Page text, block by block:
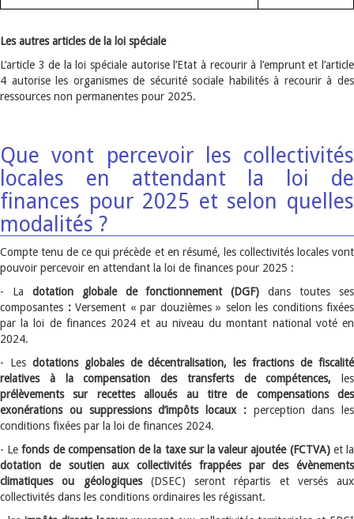
Les autres articles de la loi spéciale
L’article 3 de la loi spéciale autorise l’Etat à recourir à l’emprunt et l’article
4 autorise les organismes de sécurité sociale habilités à recourir à des
ressources non permanentes pour 2025.
Que vont percevoir les collectivités
locales en attendant la loi de
finances pour 2025 et selon quelles
modalités ?
Compte tenu de ce qui précède et en résumé, les collectivités locales vont
pouvoir percevoir en attendant la loi de finances pour 2025 :
- La dotation globale de fonctionnement (DGF)dans toutes ses
composantes : Versement « par douzièmes » selon les conditions fixées
par la loi de finances 2024 et au niveau du montant national voté en
2024.
- Lesdotations globales de décentralisation, les fractions de fiscalité
relatives à la compensation des transferts de compétences,
les
prélèvements sur recettes alloués au titre de compensations des
exonérations ou suppressions d’impôts locaux : perception dans les
conditions fixées par la loi de finances 2024.
- Lefonds de compensation de la taxe sur la valeur ajoutée (FCTVA)et la
dotation de soutien aux collectivités frappées par des évènements
climatiques ou géologiques(DSEC) seront répartis et versés aux
collectivités dans les conditions ordinaires les régissant.